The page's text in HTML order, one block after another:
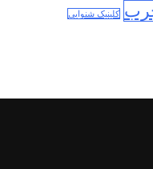
کلینیک شنوایی